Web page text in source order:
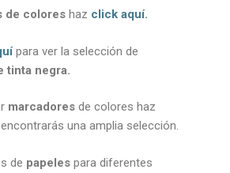
de colores haz click aquí.
para ver la selección de
tinta negra.
marcadores de colores haz
una amplia selección.
de papeles para diferentes